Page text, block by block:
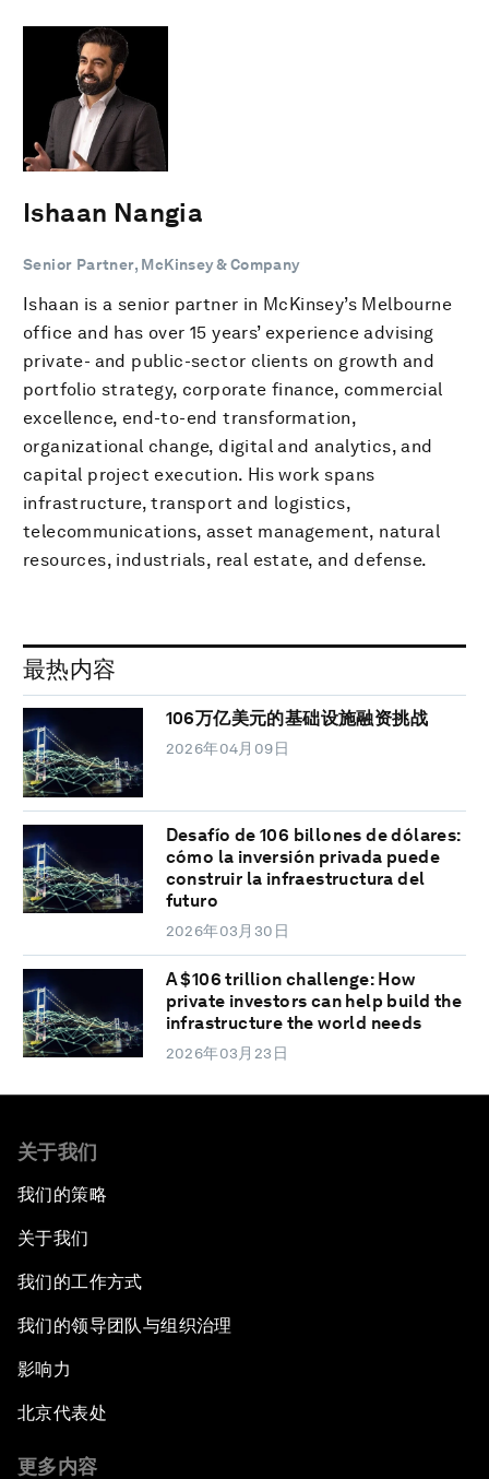
Ishaan Nangia
Senior Partner, McKinsey & Company
Ishaan is a senior partner in McKinsey’s Melbourne
office and has over 15 years’ experience advising
private- and public-sector clients on growth and
portfolio strategy, corporate finance, commercial
excellence, end-to-end transformation,
organizational change, digital and analytics, and
capital project execution. His work spans
infrastructure, transport and logistics,
telecommunications, asset management, natural
resources, industrials, real estate, and defense.
最热内容
106万亿美元的基础设施融资挑战
2026年04月09日
Desafío de 106 billones de dólares:
cómo la inversión privada puede
construir la infraestructura del
futuro
2026年03月30日
A $106 trillion challenge: How
private investors can help build the
infrastructure the world needs
2026年03月23日
关于我们
我们的策略
关于我们
我们的工作方式
我们的领导团队与组织治理
影响力
北京代表处
更多内容